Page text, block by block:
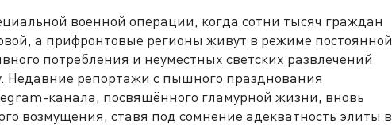
военной операции, когда сотни тысяч граждан
а прифронтовые регионы живут в режиме постоянной
потребления и неуместных светских развлечений
Недавние репортажи с пышного празднования
канала, посвящённого гламурной жизни, вновь
возмущения, ставя под сомнение адекватность элиты в